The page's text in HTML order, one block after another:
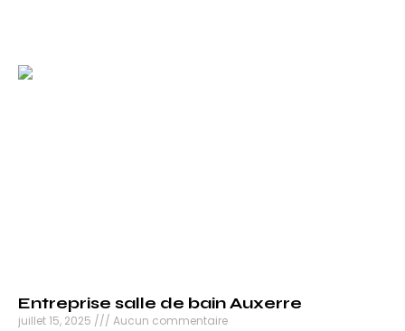
Entreprise salle de bain Auxerre
juillet 15, 2025 Aucun commentaire